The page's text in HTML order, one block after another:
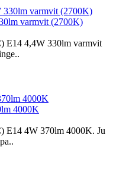
varmvit (2700K)
E14 4,4W 330lm varmvit
4000K
E14 4W 370lm 4000K. Ju